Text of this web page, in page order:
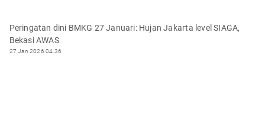
Peringatan dini BMKG 27 Januari: Hujan Jakarta level SIAGA,
Bekasi AWAS
27 Jan 2026 04:36